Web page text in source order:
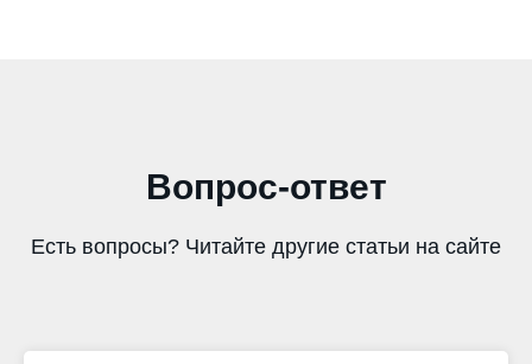
Вопрос-ответ
Есть вопросы? Читайте другие статьи на сайте